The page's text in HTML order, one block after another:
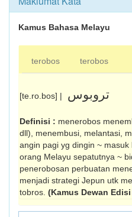
Kamus Bahasa Melayu
terobos terobos
[te.ro.bos] | تروبوس
Definisi : menerobos
dll), menembusi, melantasi,
angin pagi yg dingin ~
orang Melayu sepatutnya ~
penerobosan perbuatan
menjadi strategi Jepun utk
tobros. (Kamus Dewan